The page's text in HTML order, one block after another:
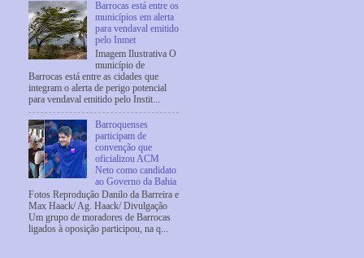
Barrocas está entre os
municípios em alerta
para vendaval emitido
pelo Inmet
Imagem Ilustrativa O
município de
Barrocas está entre as cidades que
integram o alerta de perigo potencial
para vendaval emitido pelo Instit...
Barroquenses
participam de
convenção que
oficializou ACM
Neto como candidato
ao Governo da Bahia
Fotos Reprodução Danilo da Barreira e
Max Haack/ Ag. Haack/ Divulgação
Um grupo de moradores de Barrocas
ligados à oposição participou, na q...